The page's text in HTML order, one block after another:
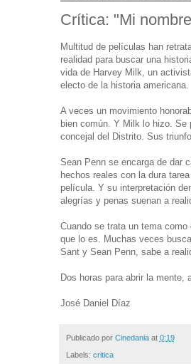
Crítica: "Mi
Multitud de películas han
realidad para buscar una
vida de Harvey Milk, un
electo de la historia americana.
A veces un movimiento
bien común. Y Milk lo hizo.
concejal del Distrito. Sus
Sean Penn se encarga de dar
hechos reales con la dura
película. Y su interpretación
alegrías y penas suenan a
Cuando se trata un tema
que lo es. Muchas veces
Sant y Sean Penn, sabe a
Dos horas para abrir la mente,
José Daniel Díaz
Publicado por Cinedania at 0:19
Labels: critica